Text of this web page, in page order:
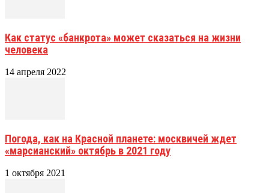
Как статус «банкрота» может сказаться на жизни
человека
14 апреля 2022
Погода, как на Красной планете: москвичей ждет
«марсианский» октябрь в 2021 году
1 октября 2021